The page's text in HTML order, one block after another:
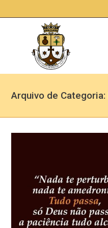
Arquivo de Categoria: